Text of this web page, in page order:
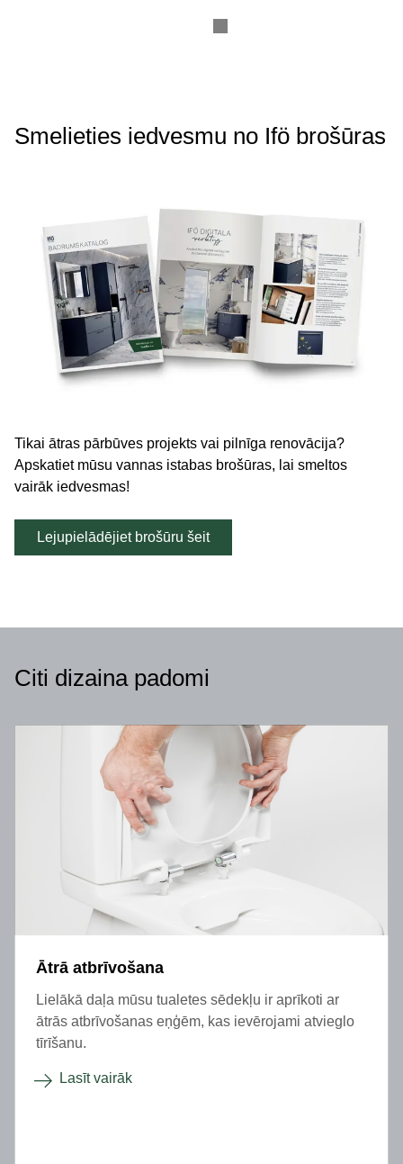
Smelieties iedvesmu no Ifö brošūras
Tikai ātras pārbūves projekts vai pilnīga renovācija?
Apskatiet mūsu vannas istabas brošūras, lai smeltos
vairāk iedvesmas!
Lejupielādējiet brošūru šeit
Citi dizaina padomi
Ātrā atbrīvošana
Lielākā daļa mūsu tualetes sēdekļu ir aprīkoti ar
ātrās atbrīvošanas eņģēm, kas ievērojami atvieglo
tīrīšanu.
Lasīt vairāk